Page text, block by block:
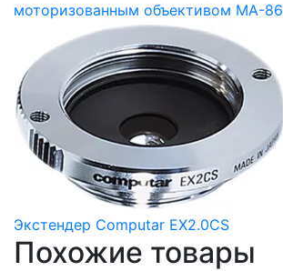
моторизованным объективом MA-86
Экстендер Computar EX2.0CS
Похожие товары